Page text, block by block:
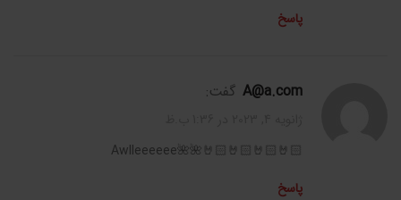
پاسخ
A@a.com گفت:
🤘🏻🤘🏻🤘🏻🤘🏻🌺🌺Awlleeeeee
پاسخ